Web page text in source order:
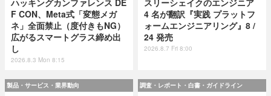
ハッキングカンファレンス DE
F CON、Meta式「変態メガ
ネ」全面禁止（度付きもNG）
広がるスマートグラス締め出
し
2026.8.3 Mon 8:15
スリーシェイクのエンジニア
4 名が翻訳『実践 プラットフ
ォームエンジニアリング』8 /
24 発売
2026.8.7 Fri 8:00
製品・サービス・業界動向 調査・レポート・白書・ガイドライン